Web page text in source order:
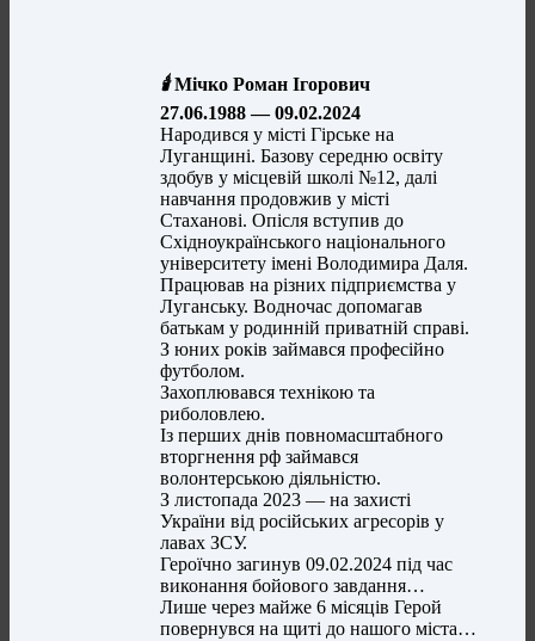
🕯️ Мічко Роман Ігорович
27.06.1988 — 09.02.2024
Народився у місті Гірське на
Луганщині. Базову середню освіту
здобув у місцевій школі №12, далі
навчання продовжив у місті
Стаханові. Опісля вступив до
Східноукраїнського національного
університету імені Володимира Даля.
Працював на різних підприємства у
Луганську. Водночас допомагав
батькам у родинній приватній справі.
З юних років займався професійно
футболом.
Захоплювався технікою та
риболовлею.
Із перших днів повномасштабного
вторгнення рф займався
волонтерською діяльністю.
З листопада 2023 — на захисті
України від російських агресорів у
лавах ЗСУ.
Героїчно загинув 09.02.2024 під час
виконання бойового завдання…
Лише через майже 6 місяців Герой
повернувся на щиті до нашого міста…